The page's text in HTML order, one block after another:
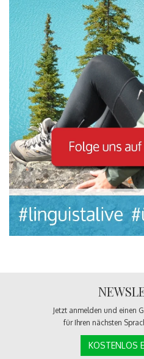
Jetzt anmelden und einen
für Ihren nächsten
KOSTENLOS